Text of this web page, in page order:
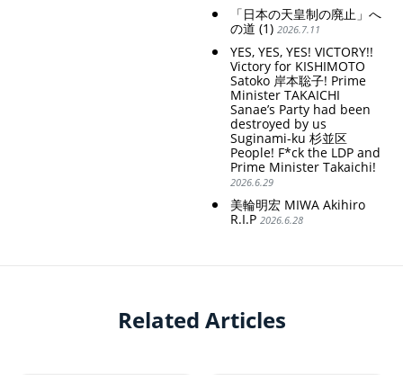
「日本の天皇制の廃止」へ
の道 (1) 2026.7.11
YES, YES, YES! VICTORY!!
Victory for KISHIMOTO
Satoko 岸本聡子! Prime
Minister TAKAICHI
Sanae’s Party had been
destroyed by us
Suginami-ku 杉並区
People! F*ck the LDP and
Prime Minister Takaichi!
2026.6.29
美輪明宏 MIWA Akihiro
R.I.P 2026.6.28
Related Articles